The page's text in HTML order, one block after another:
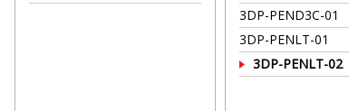
3DP-PEND3C-01
3DP-PENLT-01
3DP-PENLT-02